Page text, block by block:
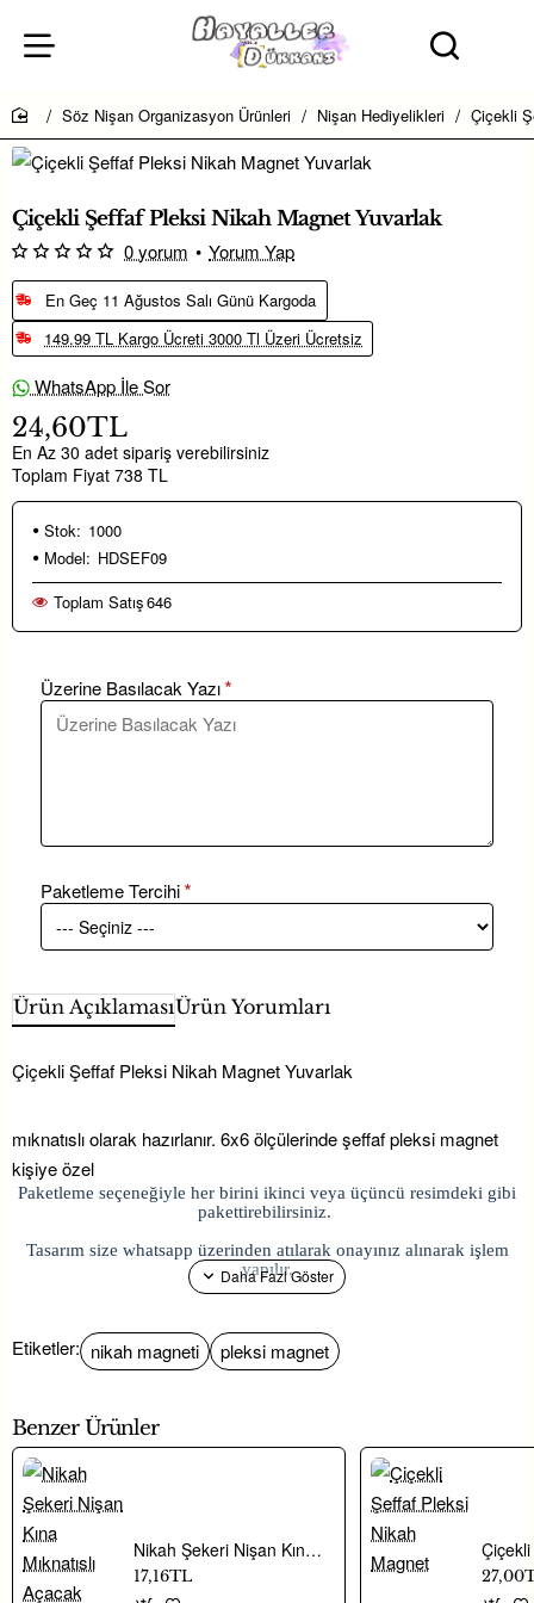
home
Söz Nişan Organizasyon Ürünleri Nişan Hediyelikleri Çiçekli
Çiçekli Şeffaf Pleksi Nikah Magnet Yuvarlak
En Geç 11 Ağustos Salı Günü Kargoda
149.99 TL Kargo Ücreti 3000 Tl Üzeri Ücretsiz
WhatsApp İle Sor
0 yorum • Yorum Yap
En Az 30 adet sipariş verebilirsiniz
Toplam Fiyat 738 TL
24,60TL
Stok: 1000
Model: HDSEF09
Toplam Satış646
Üzerine Basılacak Yazı
Paketleme Tercihi
Ürün AçıklamasıÜrün Yorumları
Çiçekli Şeffaf Pleksi Nikah Magnet Yuvarlak
mıknatıslı olarak hazırlanır. 6x6 ölçülerinde şeffaf pleksi magnet
kişiye özel
Paketleme seçeneğiyle her birini ikinci veya üçüncü resimdeki gibi
pakettirebilirsiniz.
Tasarım size whatsapp üzerinden atılarak onayınız alınarak işlem
yapılır.
Magnet modelleri; söz, nişan, nikah ve bebek
seçenekleri arasında yer almaktadır.
Hayaller Dükkanı’nda yer alan hediyelik süsleme ürünleri ile
konseptinize uygun alternatiflere ulaşabilirsiniz.
Çiçekli Şeffaf Pleksi Nikah Magnet Yuvarlakmıknatıslı olarak
Etiketler: nikah magneti pleksi magnet
Benzer Ürünler
Nikah Şekeri Nişan Kına Mıknatıslı Açacak Magnet Metal 6 cm Kişiye Özel
17,16TL